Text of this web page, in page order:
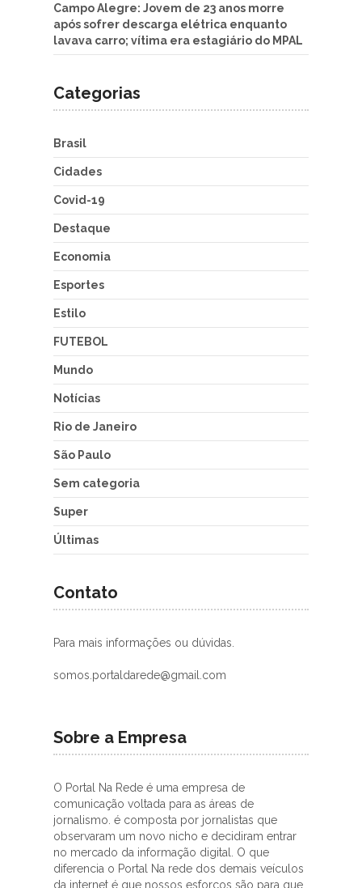
Campo Alegre: Jovem de 23 anos morre
após sofrer descarga elétrica enquanto
lavava carro; vítima era estagiário do MPAL
Categorias
Brasil
Cidades
Covid-19
Destaque
Economia
Esportes
Estilo
FUTEBOL
Mundo
Notícias
Rio de Janeiro
São Paulo
Sem categoria
Super
Últimas
Contato
Para mais informações ou dúvidas.
somos.portaldarede@gmail.com
Sobre a Empresa
O Portal Na Rede é uma empresa de
comunicação voltada para as áreas de
jornalismo. é composta por jornalistas que
observaram um novo nicho e decidiram entrar
no mercado da informação digital. O que
diferencia o Portal Na rede dos demais veículos
da internet é que nossos esforços são para que